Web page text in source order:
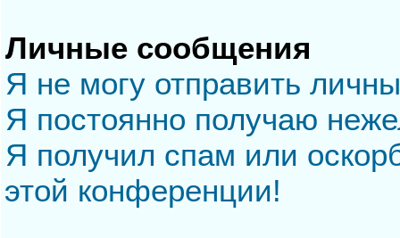
Личные сообщения
Я не могу отправить
Я постоянно получаю
Я получил спам или
этой конференции!